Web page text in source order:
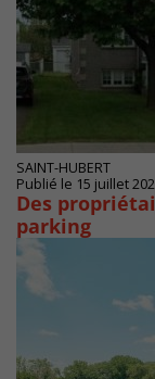
SAINT-HUBERT
Publié le 15 juillet
Des
parking